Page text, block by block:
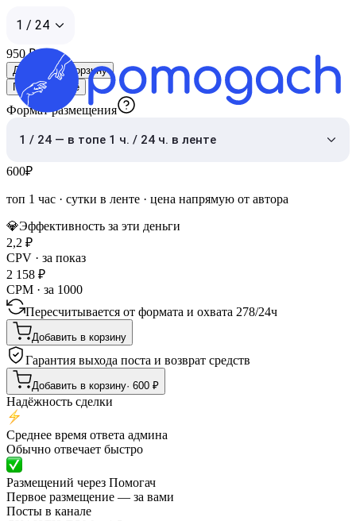
1 / 24
950 ₽
Добавить в корзину
Показать ещё
Формат размещения
1 / 24 — в топе 1 ч. / 24 ч. в ленте
600₽
топ 1 час · сутки в ленте · цена напрямую от автора
💎Эффективность за эти деньги
2,2 ₽
CPV · за показ
2 158 ₽
CPM · за 1000
Пересчитывается от формата и охвата 278/24ч
Добавить в корзину
Гарантия выхода поста и возврат средств
Добавить в корзину· 600 ₽
Надёжность сделки
Среднее время ответа админа
Обычно отвечает быстро
Размещений через Помогач
Первое размещение — за вами
Посты в канале